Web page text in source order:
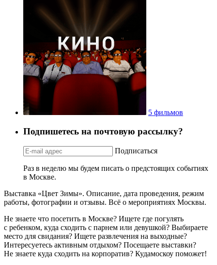
5 фильмов
Подпишетесь на почтовую рассылку?
Подписаться
Раз в неделю мы будем писать о предстоящих событиях
в Москве.
Выставка «Цвет Зимы». Описание, дата проведения, режим
работы, фотографии и отзывы. Всё о мероприятиях Москвы.
Не знаете что посетить в Москве? Ищете где погулять
с ребенком, куда сходить с парнем или девушкой? Выбираете
место для свидания? Ищете развлечения на выходные?
Интересуетесь активным отдыхом? Посещаете выставки?
Не знаете куда сходить на корпоратив? Кудамоскоу поможет!